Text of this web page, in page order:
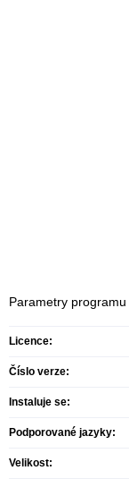
Parametry programu
Licence:
Číslo verze:
Instaluje se:
Podporované jazyky:
Velikost: